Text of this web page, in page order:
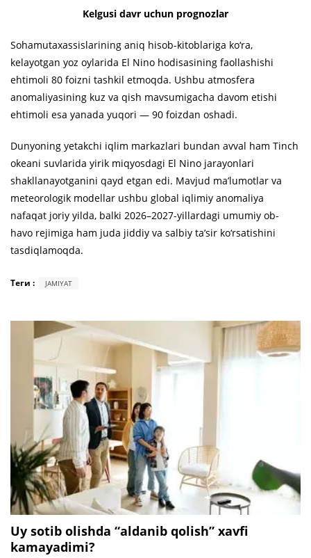
Kelgusi davr uchun prognozlar
Sohamutaxassislarining aniq hisob-kitoblariga ko‘ra,
kelayotgan yoz oylarida El Nino hodisasining faollashishi
ehtimoli 80 foizni tashkil etmoqda. Ushbu atmosfera
anomaliyasining kuz va qish mavsumigacha davom etishi
ehtimoli esa yanada yuqori — 90 foizdan oshadi.
Dunyoning yetakchi iqlim markazlari bundan avval ham Tinch
okeani suvlarida yirik miqyosdagi El Nino jarayonlari
shakllanayotganini qayd etgan edi. Mavjud ma’lumotlar va
meteorologik modellar ushbu global iqlimiy anomaliya
nafaqat joriy yilda, balki 2026–2027-yillardagi umumiy ob-
havo rejimiga ham juda jiddiy va salbiy ta’sir ko‘rsatishini
tasdiqlamoqda.
Теги : JAMIYAT
Uy sotib olishda “aldanib qolish” xavfi
kamayadimi?